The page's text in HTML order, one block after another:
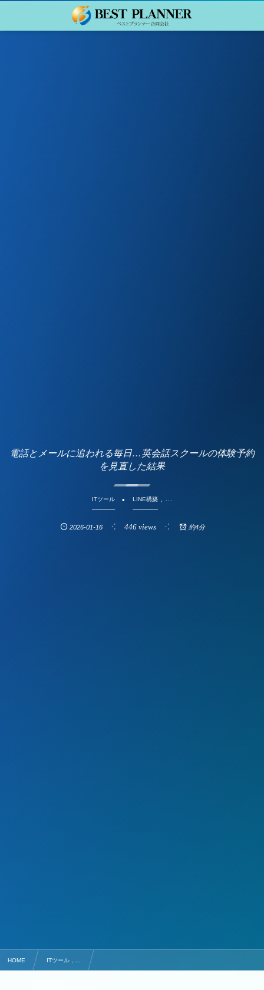
電話とメールに追われる毎日…英会話スクールの体験予約
を見直した結果
ITツール LINE構築, …
2026-01-16 446 views 約4分
HOME ITツール , …